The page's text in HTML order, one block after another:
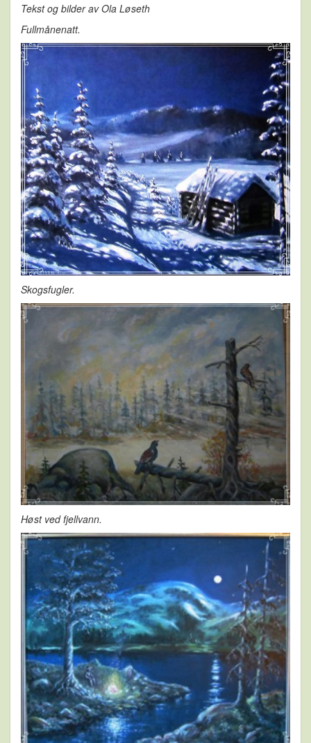
Tekst og bilder av Ola Løseth
Fullmånenatt.
Skogsfugler.
Høst ved fjellvann.